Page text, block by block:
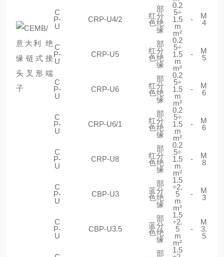
C
P-
U
CRP-U4/2
红
色
部
分
绝
缘
0.2
5÷
1.5
m
m²
-
M
4
C
P-
U
CRP-U5
红
色
部
分
绝
缘
0.2
5÷
1.5
m
m²
-
M
5
C
P-
U
CRP-U6
红
色
部
分
绝
缘
0.2
5÷
1.5
m
m²
-
M
6
C
P-
U
CRP-U6/1
红
色
部
分
绝
缘
0.2
5÷
1.5
m
m²
-
M
6
C
P-
U
CRP-U8
红
色
部
分
绝
缘
0.2
5÷
1.5
m
m²
-
M
8
C
P-
U
CBP-U3
蓝
色
部
分
绝
缘
1.5
÷2.
5
m
m²
-
M
3
C
P-
U
CBP-U3.5
蓝
色
部
分
绝
缘
1.5
÷2.
5
m
m²
-
M
3.
5
部
1.5